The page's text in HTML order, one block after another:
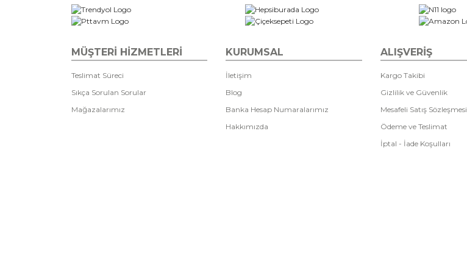
MÜŞTERİ HİZMETLERİ
Teslimat Süreci
Sıkça Sorulan Sorular
Mağazalarımız
KURUMSAL
İletişim
Blog
Banka Hesap Numaralarımız
Hakkımızda
ALIŞVERİŞ
Kargo Takibi
Gizlilik ve Güvenlik
Mesafeli Satış Sözleşmesi
Ödeme ve Teslimat
İptal - İade Koşulları